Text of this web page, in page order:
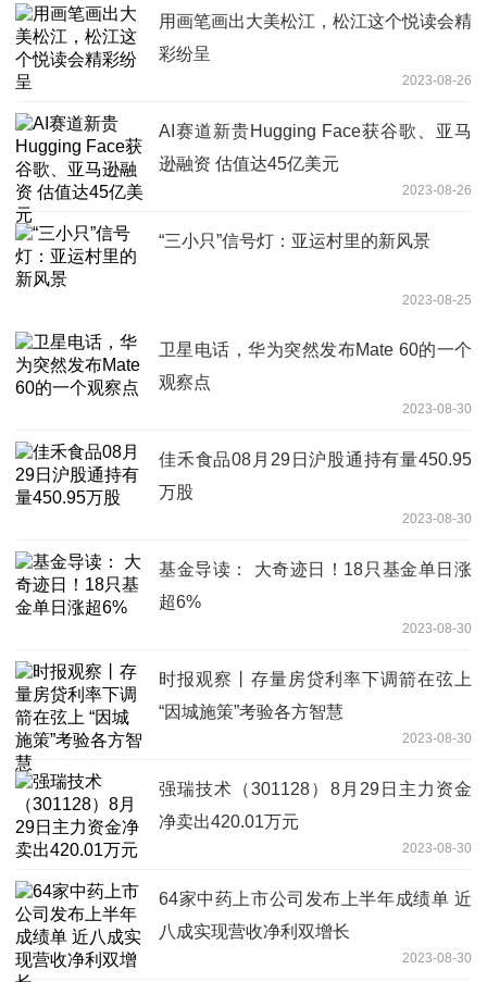
用画笔画出大美松江，松江这个悦读会精
彩纷呈
2023-08-26
AI赛道新贵Hugging Face获谷歌、亚马
逊融资 估值达45亿美元
2023-08-26
“三小只”信号灯：亚运村里的新风景
2023-08-25
卫星电话，华为突然发布Mate 60的一个
观察点
2023-08-30
佳禾食品08月29日沪股通持有量450.95
万股
2023-08-30
基金导读： 大奇迹日！18只基金单日涨
超6%
2023-08-30
时报观察丨存量房贷利率下调箭在弦上
“因城施策”考验各方智慧
2023-08-30
强瑞技术（301128）8月29日主力资金
净卖出420.01万元
2023-08-30
64家中药上市公司发布上半年成绩单 近
八成实现营收净利双增长
2023-08-30